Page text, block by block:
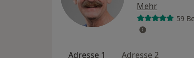
Mehr
59
Adresse 1 Adresse 2